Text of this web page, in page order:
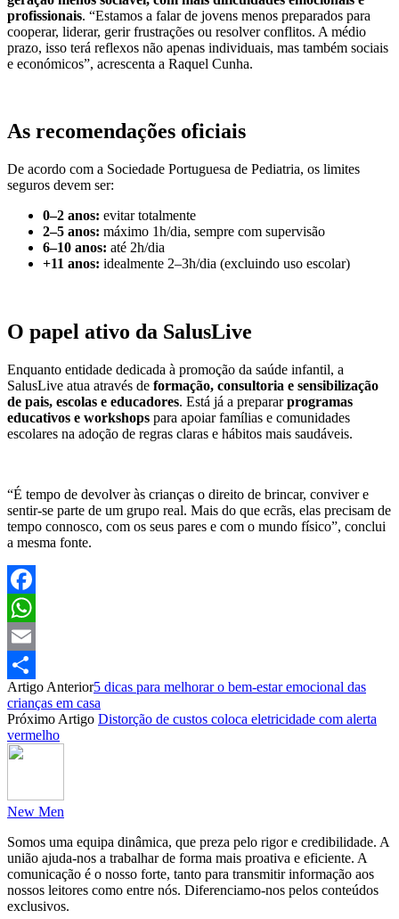
profissionais. “Estamos a falar de jovens menos preparados para
cooperar, liderar, gerir frustrações ou resolver conflitos. A médio
prazo, isso terá reflexos não apenas individuais, mas também sociais
e económicos”, acrescenta a Raquel Cunha.
As recomendações oficiais
De acordo com a Sociedade Portuguesa de Pediatria, os limites
seguros devem ser:
0–2 anos: evitar totalmente
2–5 anos: máximo 1h/dia, sempre com supervisão
6–10 anos: até 2h/dia
+11 anos: idealmente 2–3h/dia (excluindo uso escolar)
O papel ativo da SalusLive
Enquanto entidade dedicada à promoção da saúde infantil, a
SalusLive atua através de formação, consultoria e sensibilização
de pais, escolas e educadores. Está já a prepararprogramas
educativos e workshops para apoiar famílias e comunidades
escolares na adoção de regras claras e hábitos mais saudáveis.
“É tempo de devolver às crianças o direito de brincar, conviver e
sentir-se parte de um grupo real. Mais do que ecrãs, elas precisam de
tempo connosco, com os seus pares e com o mundo físico”, conclui
a mesma fonte.
Facebook
WhatsApp
Email
Partilhar
Artigo Anterior5 dicas para melhorar o bem-estar emocional das
crianças em casa
Próximo Artigo Distorção de custos coloca eletricidade com alerta
vermelho
New Men
Somos uma equipa dinâmica, que preza pelo rigor e credibilidade. A
união ajuda-nos a trabalhar de forma mais proativa e eficiente. A
comunicação é o nosso forte, tanto para transmitir informação aos
nossos leitores como entre nós. Diferenciamo-nos pelos conteúdos
exclusivos.